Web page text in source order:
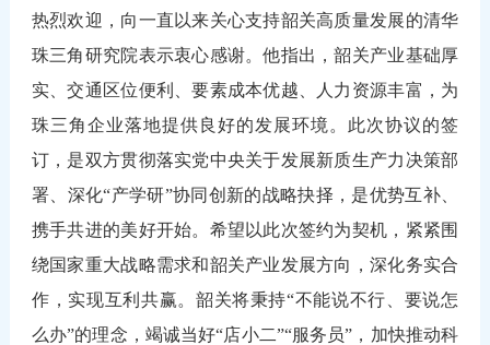
热烈欢迎，向一直以来关心支持韶关高质量发展的清华
珠三角研究院表示衷心感谢。他指出，韶关产业基础厚
实、交通区位便利、要素成本优越、人力资源丰富，为
珠三角企业落地提供良好的发展环境。此次协议的签
订，是双方贯彻落实党中央关于发展新质生产力决策部
署、深化“产学研”协同创新的战略抉择，是优势互补、
携手共进的美好开始。希望以此次签约为契机，紧紧围
绕国家重大战略需求和韶关产业发展方向，深化务实合
作，实现互利共赢。韶关将秉持“不能说不行、要说怎
么办”的理念，竭诚当好“店小二”“服务员”，加快推动科